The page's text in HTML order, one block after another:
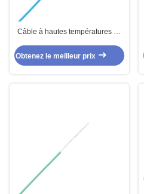
Câble à hautes températures du
l'instrumentation
Obtenez le meilleur prix